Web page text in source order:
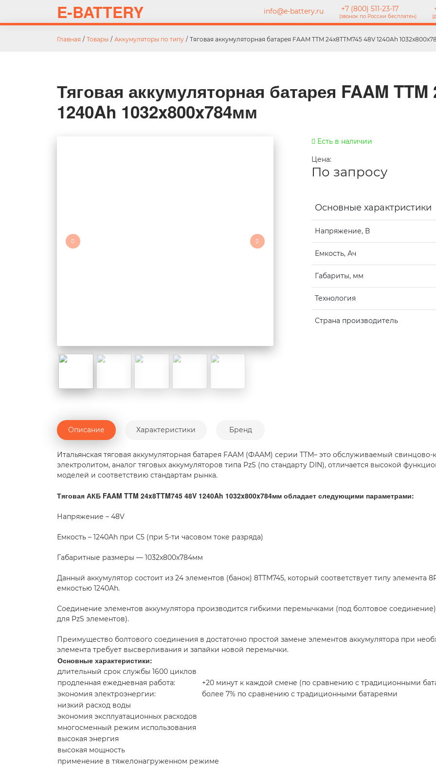
E-BATTERY info@e-battery.ru +7 (800) 511-23-17
(звонок по России бесплатен)
Главная / Товары / Аккумуляторы по типу / Тяговая аккумуляторная батарея FAAM TTM 24x8TTM745 48V 1240Ah
Тяговая аккумуляторная батарея FAAM TTM
1240Ah 1032x800x784мм
Есть в наличии
Цена:
По запросу
Основные характристики
Напряжение, В
Емкость, Ач
Габариты, мм
Технология
Страна производитель
Описание Характеристики Бренд
Итальянская тяговая аккумуляторная батарея FAAM (ФААМ) серии TTM– это обслуживаемый
электролитом, аналог тяговых аккумуляторов типа PzS (по стандарту DIN), отличается высокой
моделей и соответствию стандартам рынка.
Тяговая АКБ FAAM TTM 24x8TTM745 48V 1240Ah 1032x800x784мм обладает следующими параметрами:
Напряжение – 48V
Емкость – 1240Ah при С5 (при 5-ти часовом токе разряда)
Габаритные размеры — 1032x800x784мм
Данный аккумулятор состоит из 24 элементов (банок) 8TTM745, который соответствует типу элемента
емкостью 1240Ah.
Соединение элементов аккумулятора производится гибкими перемычками (под болтовое
для PzS элементов).
Преимущество болтового соединения в достаточно простой замене элементов аккумулятора при
элемента требует высверливания и запайки новой перемычки.
Основные характеристики:
длительный срок службы 1600 циклов
продленная ежедневная работа:
+20 минут к каждой смене (по сравнению с традиционными
экономия электроэнергии:
более 7% по сравнению с традиционными батареями
низкий расход воды
экономия эксплуатационных расходов
многосменный режим использования
высокая энергия
высокая мощность
применение в тяжелонагруженном режиме